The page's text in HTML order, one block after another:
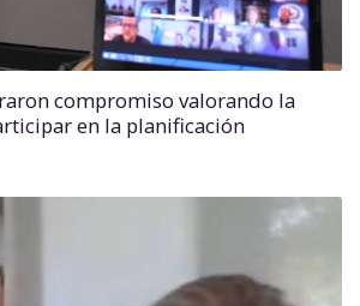
compromiso valorando la
en la planificación